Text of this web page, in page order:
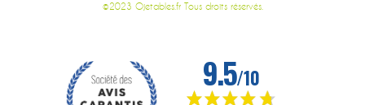
©2023 Ojetables.fr Tous droits réservés.